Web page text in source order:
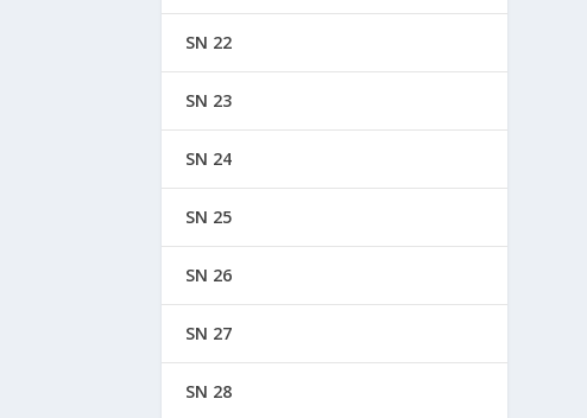
SN 22
SN 23
SN 24
SN 25
SN 26
SN 27
SN 28